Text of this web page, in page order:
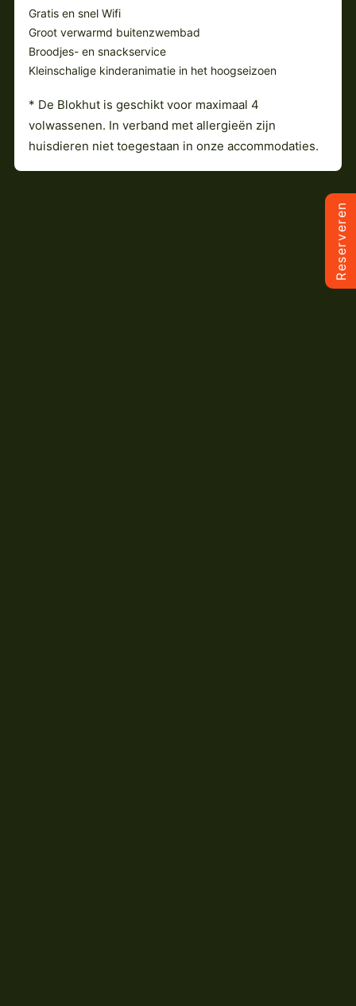
Gratis en snel Wifi
Groot verwarmd buitenzwembad
Broodjes- en snackservice
Kleinschalige kinderanimatie in het hoogseizoen
* De Blokhut is geschikt voor maximaal 4
volwassenen. In verband met allergieën zijn
huisdieren niet toegestaan in onze accommodaties.
Reserveren